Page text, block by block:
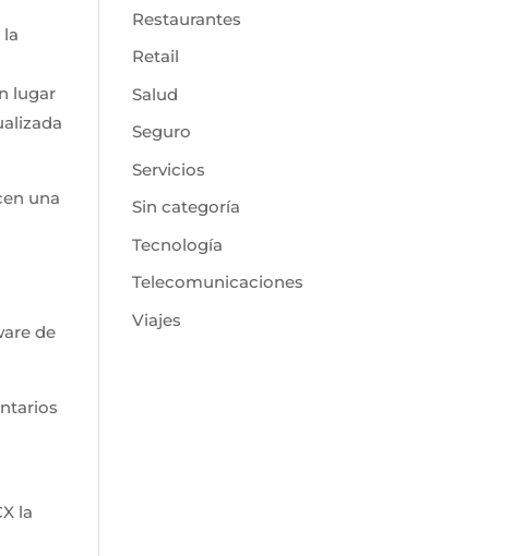
lugar
una
de
la
Restaurantes
Retail
Salud
Seguro
Servicios
Sin categoría
Tecnología
Telecomunicaciones
Viajes